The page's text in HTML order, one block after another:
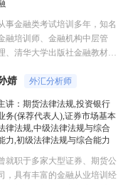
事金融类考试培训多年，知名
融培训师、金融机构中层管
、清华大学出版社金融教材副
特聘讲师。人称金融类培训界
婧 外汇分析师
讲：期货法律法规,投资银行
务(保荐代表人),证券市场基本
律法规,中级法律法规与综合
力,初级法律法规与综合能力
就职于多家大型证券、期货公
，具有丰富的金融从业培训经